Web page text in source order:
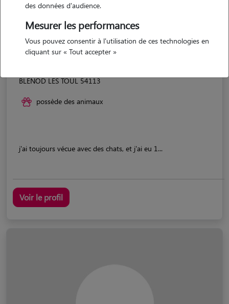
BLENOD LES TOUL 54113
possède des animaux
j'ai toujours vécue avec des chats, et j'ai eu 1...
Voir le profil
des données d'audience.
Mesurer les performances
Vous pouvez consentir à l'utilisation de ces technologies en
cliquant sur « Tout accepter »